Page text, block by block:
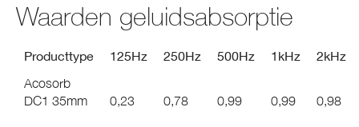
Waarden geluidsabsorptie
Producttype 125Hz 250Hz 500Hz 1kHz
2kHz
Acosorb
DC1 35mm
0,23 0,78 0,99 0,99 0,98